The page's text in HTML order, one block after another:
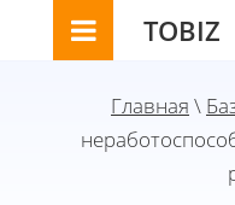
TOBIZ
Главная \